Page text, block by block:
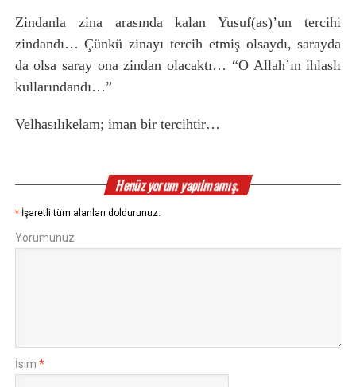
Zindanla zina arasında kalan Yusuf(as)’un tercihi
zindandı… Çünkü zinayı tercih etmiş olsaydı, sarayda
da olsa saray ona zindan olacaktı… “O Allah’ın ihlaslı
kullarındandı…”
Velhasılıkelam; iman bir tercihtir…
Henüz yorum yapılmamış.
* İşaretli tüm alanları doldurunuz.
Yorumunuz
İsim *